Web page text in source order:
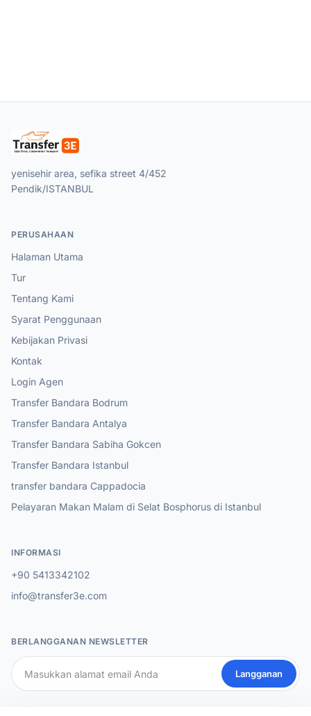
yenisehir area, sefika street 4/452
Pendik/ISTANBUL
PERUSAHAAN
Halaman Utama
Tur
Tentang Kami
Syarat Penggunaan
Kebijakan Privasi
Kontak
Login Agen
Transfer Bandara Bodrum
Transfer Bandara Antalya
Transfer Bandara Sabiha Gokcen
Transfer Bandara Istanbul
transfer bandara Cappadocia
Pelayaran Makan Malam di Selat Bosphorus di Istanbul
INFORMASI
+90 5413342102
info@transfer3e.com
BERLANGGANAN NEWSLETTER
Langganan